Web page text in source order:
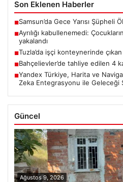
Son Eklenen Haberler
■Samsun’da Gece Yarısı Şüpheli
■Ayrılığı kabullenemedi:
yakalandı
■Tuzla’da işçi konteynerinde
■Bahçelievler’de tahliye edilen 4
■Yandex Türkiye, Harita ve
Zeka Entegrasyonu ile Geleceği
Güncel
Ağustos 9, 2026